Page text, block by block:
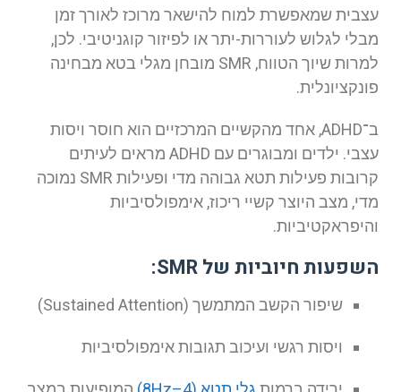
עצבית שמאפשרת למוח להישאר מרוכז לאורך זמן
מבלי לגלוש לעוררות-יתר או לפיזור קוגניטיבי. לכן,
למרות שיוך הטווח, SMR מובחן מגלי בטא מבחינה
פונקציונלית.
ב־ADHD, אחד מהקשיים המרכזיים הוא חוסר ויסות
עצבי. ילדים ומבוגרים עם ADHD מראים לעיתים
קרובות פעילות תטא גבוהה מדי ופעילות SMR נמוכה
מדי, מצב היוצר קשיי ריכוז, אימפולסיביות
והיפראקטיביות.
השפעות חיוביות של SMR:
שיפור הקשב המתמשך (Sustained Attention)
ויסות רגשי ועיכוב תגובות אימפולסיביות